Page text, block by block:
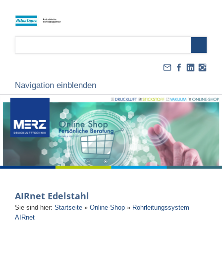
Navigation einblenden
AIRnet Edelstahl
Sie sind hier: Startseite » Online-Shop » Rohrleitungssystem
AIRnet